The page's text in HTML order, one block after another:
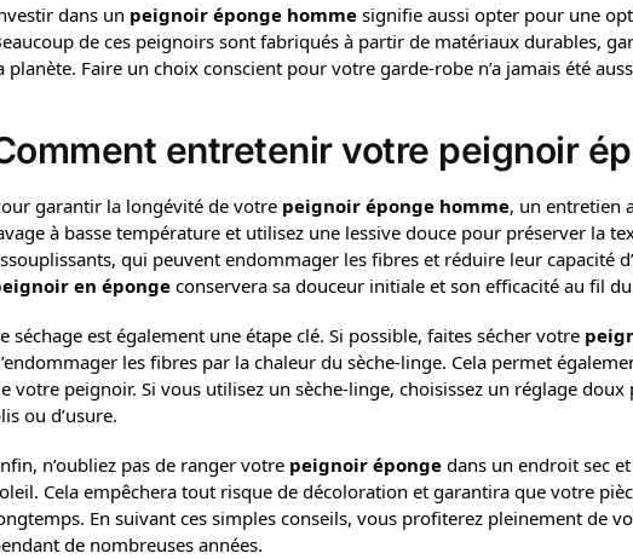
dans un peignoir éponge hommesignifie aussi opter pour une
de ces peignoirs sont fabriqués à partir de matériaux durables,
planète. Faire un choix conscient pour votre garde-robe n’a jamais été
entretenir votre peignoir
garantir la longévité de votre peignoir éponge homme, un entretien
à basse température et utilisez une lessive douce pour préserver la
qui peuvent endommager les fibres et réduire leur capacité
en épongeconservera sa douceur initiale et son efficacité au fil
séchage est également une étape clé. Si possible, faites sécher votre
les fibres par la chaleur du sèche-linge. Cela permet
votre peignoir. Si vous utilisez un sèche-linge, choisissez un réglage
ou d’usure.
n’oubliez pas de ranger votre peignoir épongedans un endroit sec
Cela empêchera tout risque de décoloration et garantira que votre
En suivant ces simples conseils, vous profiterez pleinement de
de nombreuses années.